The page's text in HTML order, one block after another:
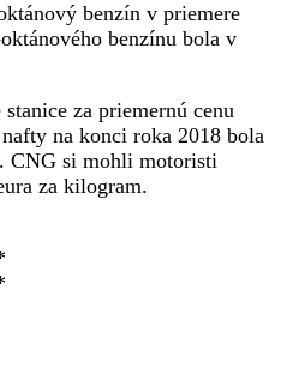
benzín v priemere
benzínu bola v
za priemernú cenu
na konci roka 2018 bola
CNG si mohli motoristi
za kilogram.